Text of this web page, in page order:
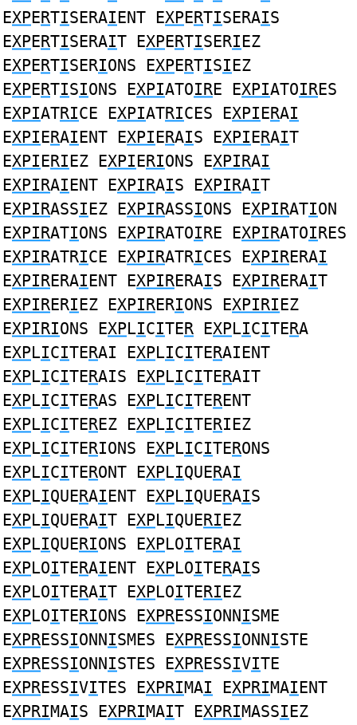
EXPERTISERAIENT EXPERTISERAIS
EXPERTISERAIT EXPERTISERIEZ
EXPERTISERIONS EXPERTISIEZ
EXPERTISIONS EXPIATOIRE EXPIATOIRES
EXPIATRICE EXPIATRICES EXPIERAI
EXPIERAIENT EXPIERAIS EXPIERAIT
EXPIERIEZ EXPIERIONS EXPIRAI
EXPIRAIENT EXPIRAIS EXPIRAIT
EXPIRASSIEZ EXPIRASSIONS EXPIRATION
EXPIRATIONS EXPIRATOIRE EXPIRATOIRES
EXPIRATRICE EXPIRATRICES EXPIRERAI
EXPIRERAIENT EXPIRERAIS EXPIRERAIT
EXPIRERIEZ EXPIRERIONS EXPIRIEZ
EXPIRIONS EXPLICITER EXPLICITERA
EXPLICITERAI EXPLICITERAIENT
EXPLICITERAIS EXPLICITERAIT
EXPLICITERAS EXPLICITERENT
EXPLICITEREZ EXPLICITERIEZ
EXPLICITERIONS EXPLICITERONS
EXPLICITERONT EXPLIQUERAI
EXPLIQUERAIENT EXPLIQUERAIS
EXPLIQUERAIT EXPLIQUERIEZ
EXPLIQUERIONS EXPLOITERAI
EXPLOITERAIENT EXPLOITERAIS
EXPLOITERAIT EXPLOITERIEZ
EXPLOITERIONS EXPRESSIONNISME
EXPRESSIONNISMES EXPRESSIONNISTE
EXPRESSIONNISTES EXPRESSIVITE
EXPRESSIVITES EXPRIMAI EXPRIMAIENT
EXPRIMAIS EXPRIMAIT EXPRIMASSIEZ